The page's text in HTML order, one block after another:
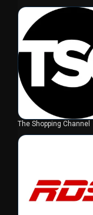
The Shopping Channel